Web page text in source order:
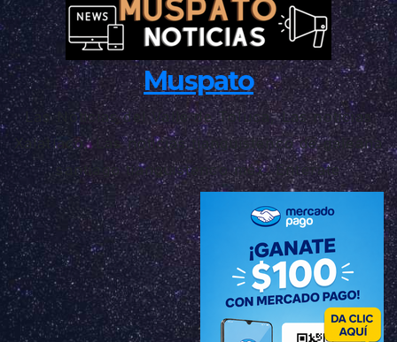
Muspato
Las Noticias del Valle de Toluca, Las noticias
Xalatlaco, Las noticias tianguistenco de galeana
santiago tianguistenco méx. Enterate